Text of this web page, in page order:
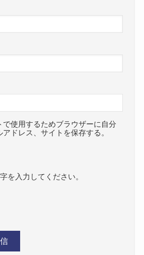
使用するためブラウザーに自分
ドレス、サイトを保存する。
を入力してください。